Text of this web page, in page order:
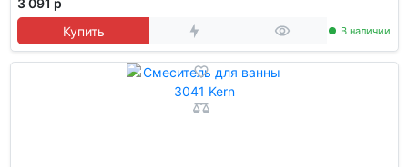
3 091 р
Купить
В наличии